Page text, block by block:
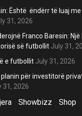
Është ëndërr të luaj
31, 2026
Franco Baresin:
së futbollit July 31,
e futbollit July 31, 2026
planin për investitorë
31, 2026
Showbizz Shop